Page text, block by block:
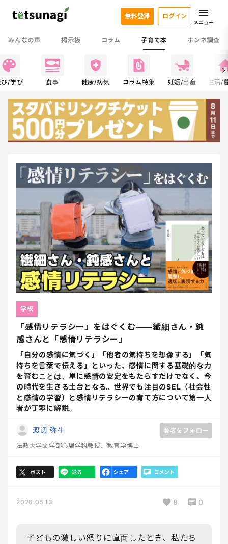
みんなの声 掲示板 コラム 子育て本 ホンネ調査
無料登録 ログイン
メニュー
び/学び 食事 健康/病気 コラム特集 妊娠/出産 生活/
「感情リテラシー」をはぐくむ――繊細さん・鈍
感さんと「感情リテラシー」
「自分の感情に気づく」「他者の気持ちを想像する」「気
持ちを言葉で伝える」といった、感情に関する基礎的な力
を育むことは、単に感情の安定をもたらすだけでなく、今
の時代を生きる土台となる。世界でも注目のSEL（社会性
と感情の学習）と感情リテラシーの育て方について第一人
者が丁寧に解説。
学校
渡辺 弥生
著者をフォロー
法政大学文学部心理学科教授。教育学博士
2026.05.13 8 0
子どもの激しい怒りに直面したとき、私たち